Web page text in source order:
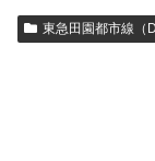
東急田園都市線（